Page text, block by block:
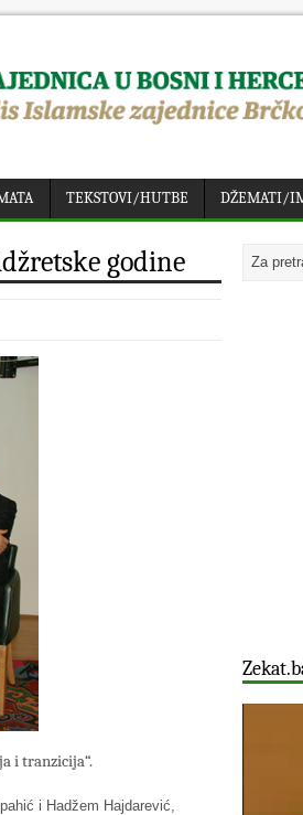
TEKSTOVI/HUTBE DŽEMATI/
godine
i tranzicija“.
i Hadžem Hajdarević,